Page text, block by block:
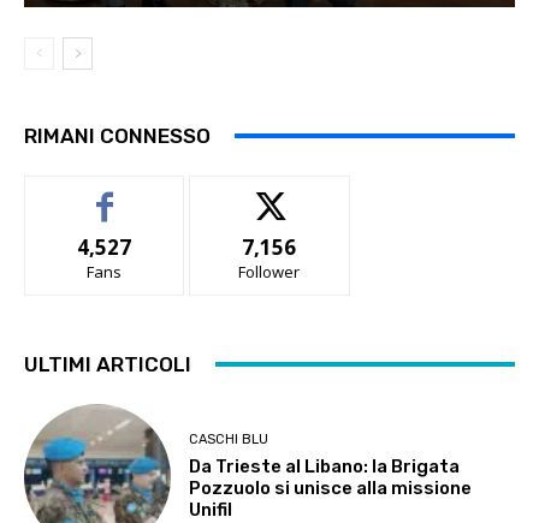
RIMANI CONNESSO
4,527
Fans
7,156
Follower
ULTIMI ARTICOLI
CASCHI BLU
Da Trieste al Libano: la Brigata
Pozzuolo si unisce alla missione
Unifil